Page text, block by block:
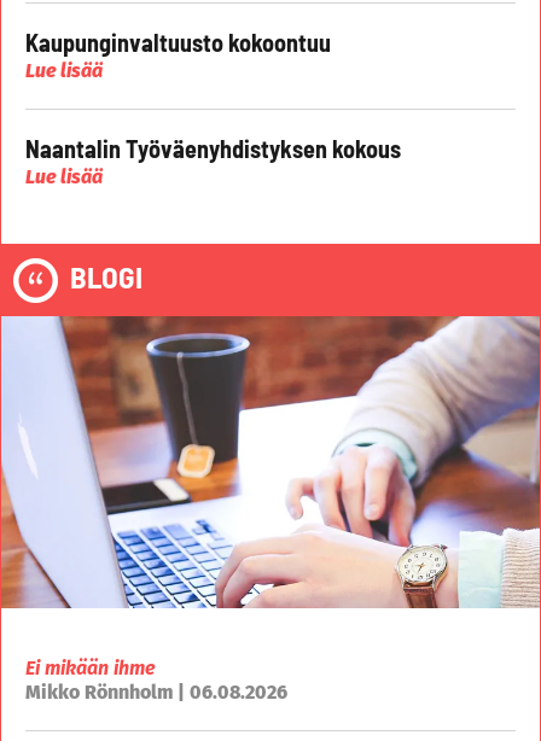
Kaupunginvaltuusto kokoontuu
Lue lisää
Naantalin Työväenyhdistyksen kokous
Lue lisää
BLOGI
Ei mikään ihme
Mikko Rönnholm | 06.08.2026